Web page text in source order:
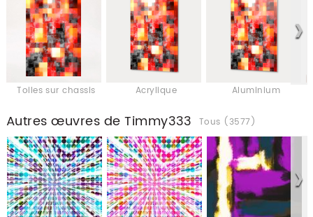
Toiles sur chassis Acrylique Aluminium
Autres œuvres de Timmy333 Tous (3577)